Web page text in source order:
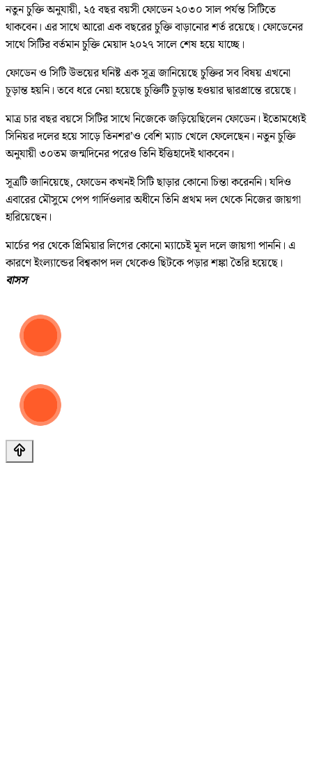
নতুন চুক্তি অনুযায়ী, ২৫ বছর বয়সী ফোডেন ২০৩০ সাল পর্যন্ত সিটিতে
থাকবেন। এর সাথে আরো এক বছরের চুক্তি বাড়ানোর শর্ত রয়েছে। ফোডেনের
সাথে সিটির বর্তমান চুক্তি মেয়াদ ২০২৭ সালে শেষ হয়ে যাচ্ছে।
ফোডেন ও সিটি উভয়ের ঘনিষ্ট এক সূত্র জানিয়েছে চুক্তির সব বিষয় এখনো
চূড়ান্ত হয়নি। তবে ধরে নেয়া হয়েছে চুক্তিটি চূড়ান্ত হওয়ার দ্বারপ্রান্তে রয়েছে।
মাত্র চার বছর বয়সে সিটির সাথে নিজেকে জড়িয়েছিলেন ফোডেন। ইতোমধ্যেই
সিনিয়র দলের হয়ে সাড়ে তিনশর’ও বেশি ম্যাচ খেলে ফেলেছেন। নতুন চুক্তি
অনুযায়ী ৩০তম জন্মদিনের পরেও তিনি ইত্তিহাদেই থাকবেন।
সূত্রটি জানিয়েছে, ফোডেন কখনই সিটি ছাড়ার কোনো চিন্তা করেননি। যদিও
এবারের মৌসুমে পেপ গার্দিওলার অধীনে তিনি প্রথম দল থেকে নিজের জায়গা
হারিয়েছেন।
মার্চের পর থেকে প্রিমিয়ার লিগের কোনো ম্যাচেই মূল দলে জায়গা পাননি। এ
কারণে ইংল্যান্ডের বিশ্বকাপ দল থেকেও ছিটকে পড়ার শঙ্কা তৈরি হয়েছে।
বাসস